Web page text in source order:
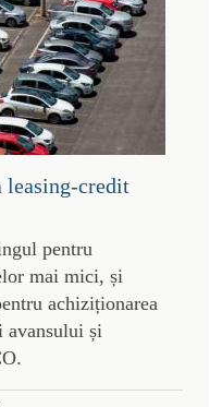
leasing-credit
pentru
mai mici, și
achiziționarea
avansului și